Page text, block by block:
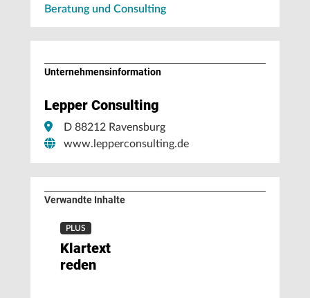
Beratung und Consulting
Unternehmens­information
Lepper Consulting
D 88212 Ravensburg
www.lepperconsulting.de
Verwandte Inhalte
PLUS
Klartext
reden